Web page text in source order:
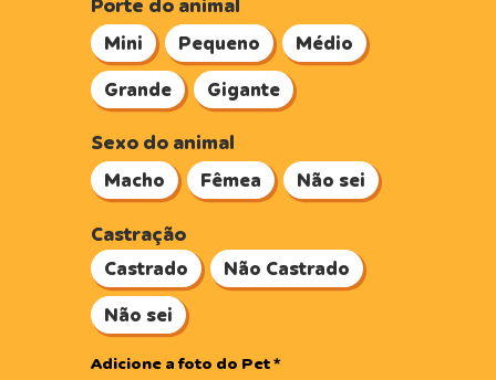
Porte do animal
Mini
Pequeno Médio
Grande Gigante
Sexo do animal
Macho
Fêmea Não sei
Castração
Castrado
Não Castrado
Não sei
Adicione a foto do Pet